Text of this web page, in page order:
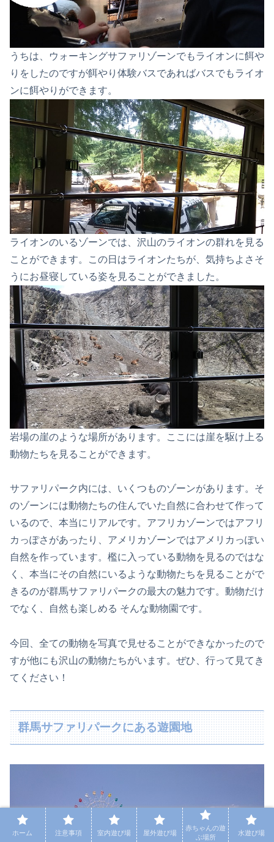
うちは、ウォーキングサファリゾーンでもライオンに餌や
りをしたのですが餌やり体験バスであればバスでもライオ
ンに餌やりができます。
ライオンのいるゾーンでは、沢山のライオンの群れを見る
ことができます。この日はライオンたちが、気持ちよさそ
うにお昼寝している姿を見ることができました。
岩場の崖のような場所があります。ここには崖を駆け上る
動物たちを見ることができます。
サファリパーク内には、いくつものゾーンがあります。そ
のゾーンには動物たちの住んでいた自然に合わせて作って
いるので、本当にリアルです。アフリカゾーンではアフリ
カっぽさがあったり、アメリカゾーンではアメリカっぽい
自然を作っています。檻に入っている動物を見るのではな
く、本当にその自然にいるような動物たちを見ることがで
きるのが群馬サファリパークの最大の魅力です。動物だけ
でなく、自然も楽しめる そんな動物園です。
今回、全ての動物を写真で見せることができなかったので
すが他にも沢山の動物たちがいます。ぜひ、行って見てき
てください！
群馬サファリパークにある遊園地
ホーム 注意事項 室内遊び場 屋外遊び場
赤ちゃんの遊
ぶ場所
水遊び場